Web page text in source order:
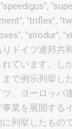
"triflex",
"xirodur",
ドイツ連邦共
ています。し
で例示列挙し
、ヨーロッパ
業を展開する
列挙したもの